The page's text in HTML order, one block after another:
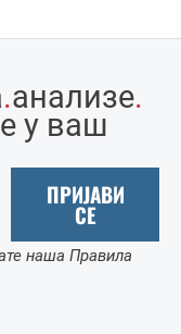
.анализе.
у ваш
ПРИЈАВИ
СЕ
наша Правила